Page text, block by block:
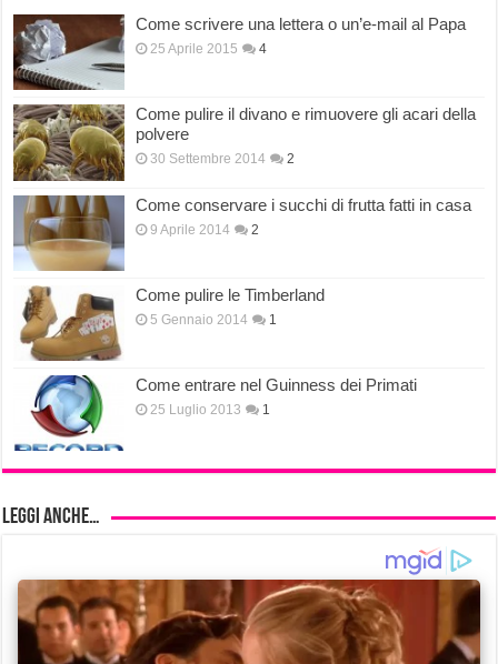
Come scrivere una lettera o un’e-mail al Papa
25 Aprile 2015 4
Come pulire il divano e rimuovere gli acari della
polvere
30 Settembre 2014 2
Come conservare i succhi di frutta fatti in casa
9 Aprile 2014 2
Come pulire le Timberland
5 Gennaio 2014 1
Come entrare nel Guinness dei Primati
25 Luglio 2013 1
Leggi anche…